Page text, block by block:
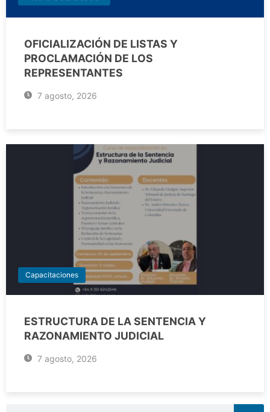
OFICIALIZACIÓN DE LISTAS Y
PROCLAMACIÓN DE LOS
REPRESENTANTES
7 agosto, 2026
Capacitaciones
ESTRUCTURA DE LA SENTENCIA Y
RAZONAMIENTO JUDICIAL
7 agosto, 2026